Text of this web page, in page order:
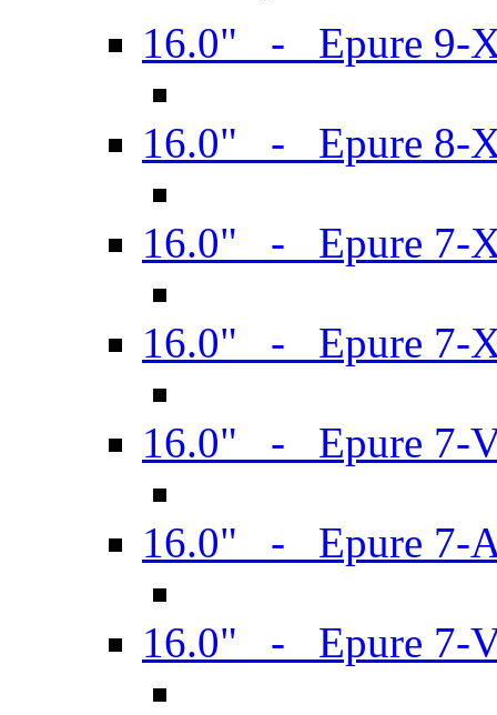
16.0" - Epure 9-
16.0" - Epure 8-
16.0" - Epure 7-
16.0" - Epure 7-
16.0" - Epure 7-
16.0" - Epure 7-
16.0" - Epure 7-